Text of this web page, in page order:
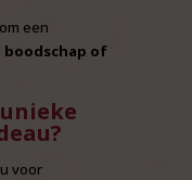
een
boodschap of
voor